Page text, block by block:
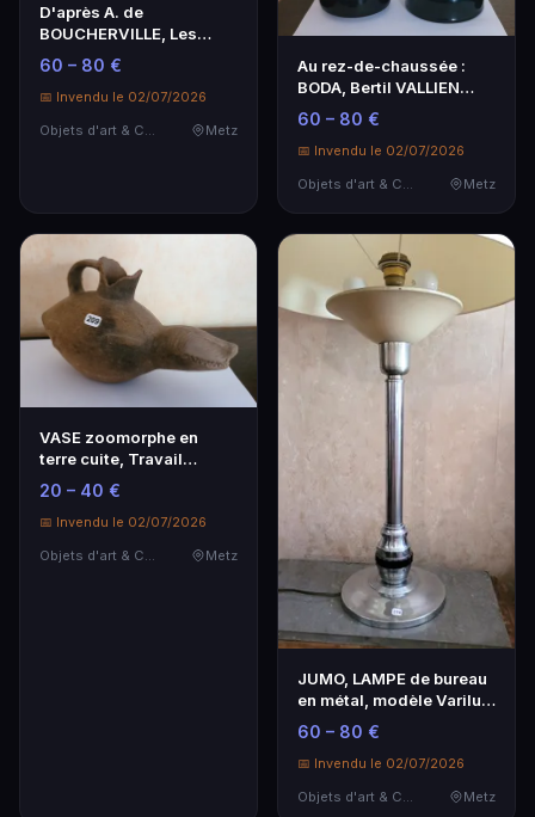
D'après A. de
BOUCHERVILLE, Les
cadeaux de la Marraine &
Pré…
60 – 80 €
📅 Invendu le 02/07/2026
Metz
Au rez-de-chaussée :
BODA, Bertil VALLIEN
(1938-2018), Vase …
60 – 80 €
📅 Invendu le 02/07/2026
Metz
VASE zoomorphe en
terre cuite, Travail
ancien sud amérindien…
20 – 40 €
📅 Invendu le 02/07/2026
Objets d'art & Curiosités
Metz
JUMO, LAMPE de bureau
en métal, modèle Varilux,
années 50.
60 – 80 €
📅 Invendu le 02/07/2026
Objets d'art & Curiosités
Metz